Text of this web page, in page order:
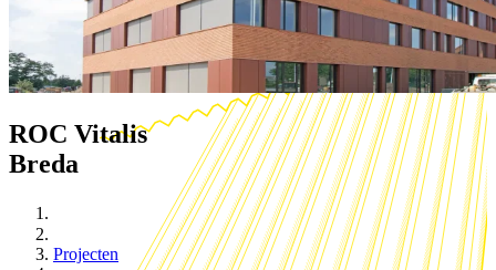
ROC Vitalis
Breda
Projecten